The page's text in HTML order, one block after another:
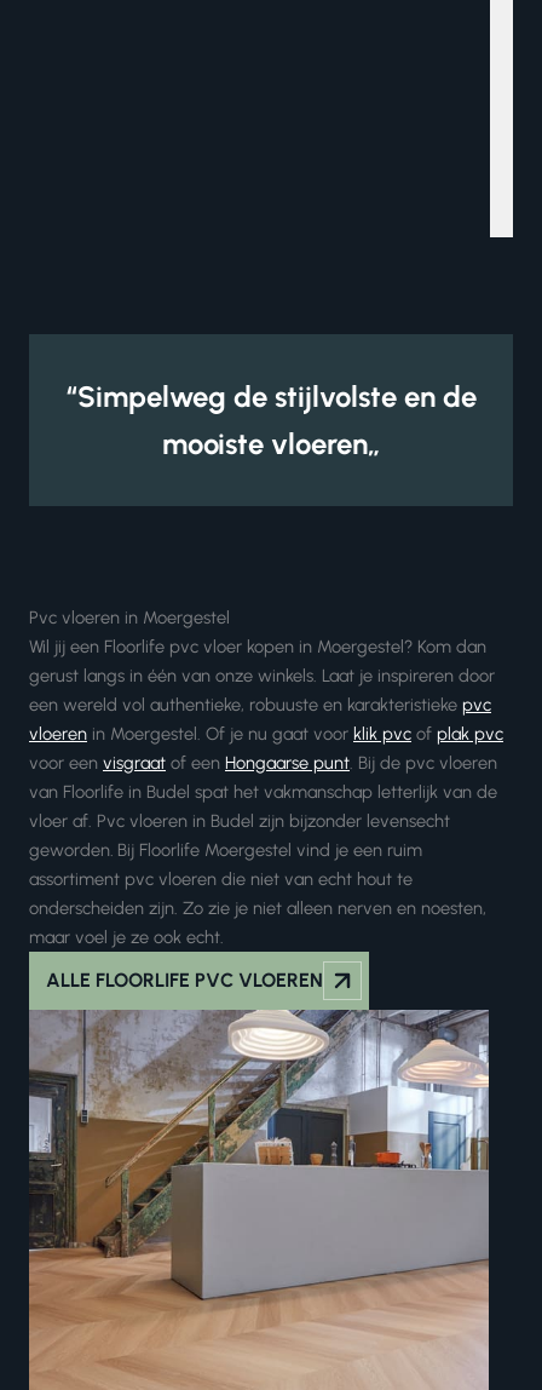
“Simpelweg de stijlvolste en de
mooiste vloeren„
Pvc vloeren in Moergestel
Wil jij een Floorlife pvc vloer kopen in Moergestel? Kom dan
gerust langs in één van onze winkels. Laat je inspireren door
een wereld vol authentieke, robuuste en karakteristieke pvc
vloeren in Moergestel. Of je nu gaat voor klik pvc of plak pvc
voor een visgraat of een Hongaarse punt. Bij de pvc vloeren
van Floorlife in Budel spat het vakmanschap letterlijk van de
vloer af. Pvc vloeren in Budel zijn bijzonder levensecht
geworden. Bij Floorlife Moergestel vind je een ruim
assortiment pvc vloeren die niet van echt hout te
onderscheiden zijn. Zo zie je niet alleen nerven en noesten,
maar voel je ze ook echt.
ALLE FLOORLIFE PVC VLOEREN